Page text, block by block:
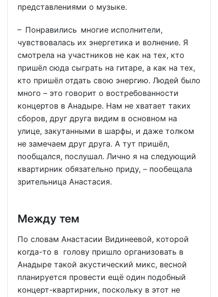
представлениями о музыке.
– Понравились многие исполнители,
чувствовалась их энергетика и волнение. Я
смотрела на участников не как на тех, кто
пришёл сюда сыграть на гитаре, а как на тех,
кто пришёл отдать свою энергию. Людей было
много – это говорит о востребованности
концертов в Анадыре. Нам не хватает таких
сборов, друг друга видим в основном на
улице, закутанными в шарфы, и даже толком
не замечаем друг друга. А тут пришёл,
пообщался, послушал. Лично я на следующий
квартирник обязательно приду, – пообещала
зрительница Анастасия.
Между тем
По словам Анастасии Видинеевой, которой
когда-то в голову пришло организовать в
Анадыре такой акустический микс, весной
планируется провести ещё один подобный
концерт-квартирник, поскольку в этот не